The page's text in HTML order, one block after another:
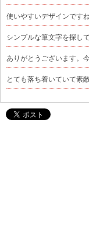
使いやすいデザインです
シンプルな筆文字を探し
ありがとうございます。
とても落ち着いていて素